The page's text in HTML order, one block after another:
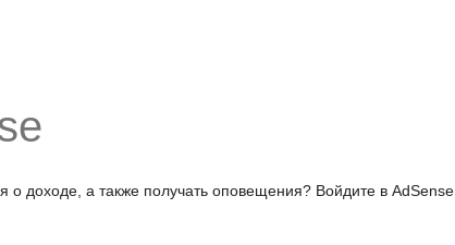
о доходе, а также получать оповещения? Войдите в AdSense